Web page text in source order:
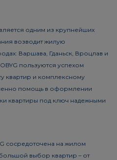
одним из крупнейших
возводит жилую
Варшава, Гданьск, Вроцлав и
пользуются успехом
квартир и комплексному
помощь в оформлении
квартиры под ключ надежными
сосредоточена на жилом
выбор квартир – от